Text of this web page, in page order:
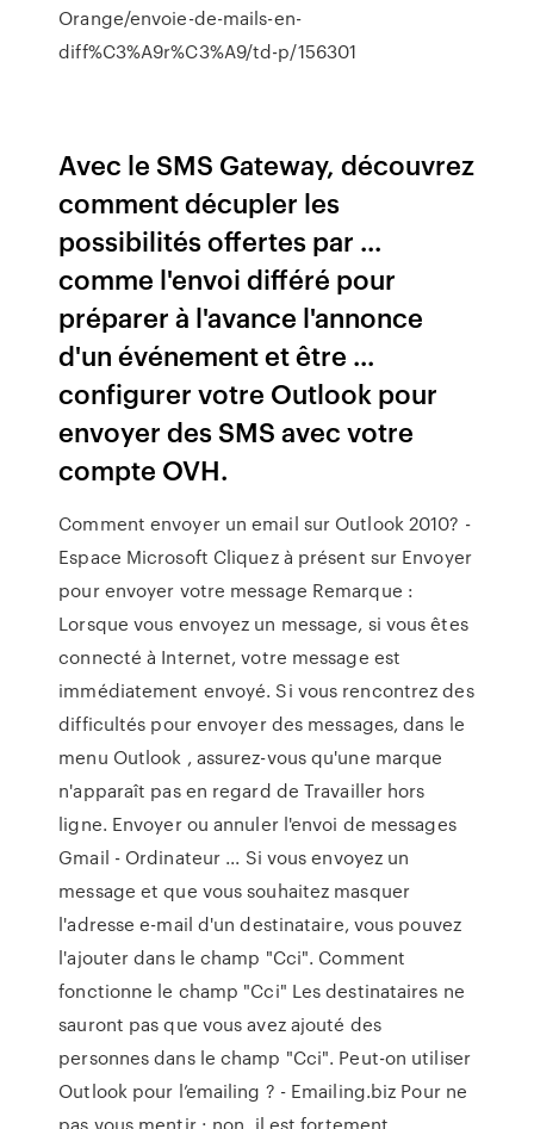
Orange/envoie-de-mails-en-
diff%C3%A9r%C3%A9/td-p/156301
Avec le SMS Gateway, découvrez
comment décupler les
possibilités offertes par ...
comme l'envoi différé pour
préparer à l'avance l'annonce
d'un événement et être ...
configurer votre Outlook pour
envoyer des SMS avec votre
compte OVH.
Comment envoyer un email sur Outlook 2010? -
Espace Microsoft Cliquez à présent sur Envoyer
pour envoyer votre message Remarque :
Lorsque vous envoyez un message, si vous êtes
connecté à Internet, votre message est
immédiatement envoyé. Si vous rencontrez des
difficultés pour envoyer des messages, dans le
menu Outlook , assurez-vous qu'une marque
n'apparaît pas en regard de Travailler hors
ligne. Envoyer ou annuler l'envoi de messages
Gmail - Ordinateur ... Si vous envoyez un
message et que vous souhaitez masquer
l'adresse e-mail d'un destinataire, vous pouvez
l'ajouter dans le champ "Cci". Comment
fonctionne le champ "Cci" Les destinataires ne
sauront pas que vous avez ajouté des
personnes dans le champ "Cci". Peut-on utiliser
Outlook pour l’emailing ? - Emailing.biz Pour ne
pas vous mentir : non, il est fortement